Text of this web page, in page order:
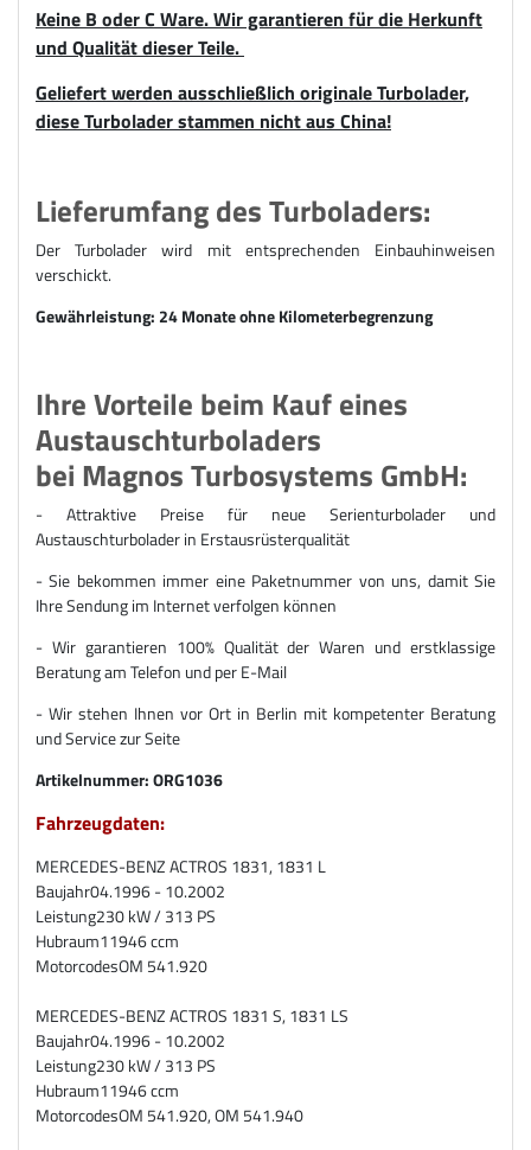
Keine B oder C Ware. Wir garantieren für die Herkunft
und Qualität dieser Teile.
Geliefert werden ausschließlich originale Turbolader,
diese Turbolader stammen nicht aus China!
Lieferumfang des Turboladers:
Der Turbolader wird mit entsprechenden Einbauhinweisen
verschickt.
Gewährleistung: 24 Monate ohne Kilometerbegrenzung
Ihre Vorteile beim Kauf eines
Austauschturboladers
bei Magnos Turbosystems GmbH:
- Attraktive Preise für neue Serienturbolader und
Austauschturboladerin Erstausrüsterqualität
- Sie bekommen immer eine Paketnummer von uns, damit Sie
Ihre Sendung im Internet verfolgen können
- Wir garantieren 100% Qualität der Waren und erstklassige
Beratung am Telefon und per E-Mail
- Wir stehen Ihnen vor Ort in Berlin mit kompetenter Beratung
und Service zur Seite
Artikelnummer:ORG1036
Fahrzeugdaten:
MERCEDES-BENZ ACTROS 1831, 1831 L
Baujahr04.1996 - 10.2002
Leistung230 kW / 313 PS
Hubraum11946 ccm
MotorcodesOM 541.920
MERCEDES-BENZ ACTROS 1831 S, 1831 LS
Baujahr04.1996 - 10.2002
Leistung230 kW / 313 PS
Hubraum11946 ccm
MotorcodesOM 541.920, OM 541.940